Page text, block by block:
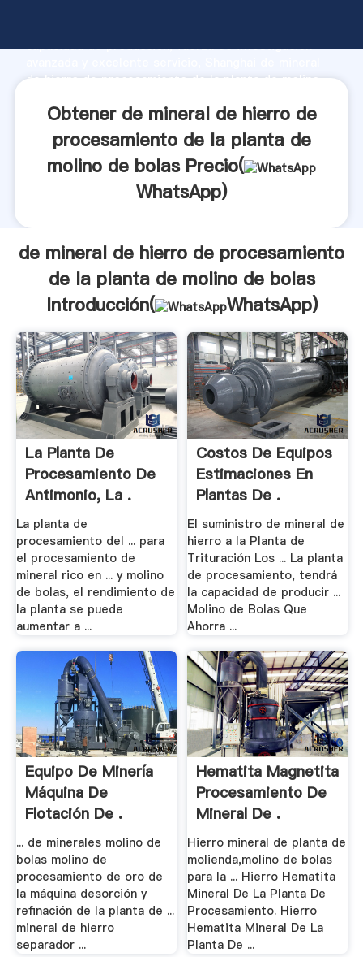
capacidad de producción, fuerza de investigación
de hierro de procesamiento de la planta de molino
todos los clientes.
Obtener de mineral de hierro de
procesamiento de la planta de
molino de bolas Precio(
WhatsApp)
de mineral de hierro de procesamiento
de la planta de molino de bolas
Introducción(
WhatsApp)
La Planta De
Procesamiento De
Antimonio, La .
La planta de
procesamiento del ... para
el procesamiento de
mineral rico en ... y molino
de bolas, el rendimiento de
la planta se puede
aumentar a ...
Costos De Equipos
Estimaciones En
Plantas De .
El suministro de mineral de
hierro a la Planta de
Trituración Los ... La planta
de procesamiento, tendrá
la capacidad de producir ...
Molino de Bolas Que
Ahorra ...
Equipo De Minería
Máquina De
Flotación De .
... de minerales molino de
bolas molino de
procesamiento de oro de
la máquina desorción y
refinación de la planta de ...
mineral de hierro
separador ...
Hematita Magnetita
Procesamiento De
Mineral De .
Hierro mineral de planta de
molienda,molino de bolas
para la ... Hierro Hematita
Mineral De La Planta De
Procesamiento. Hierro
Hematita Mineral De La
Planta De ...